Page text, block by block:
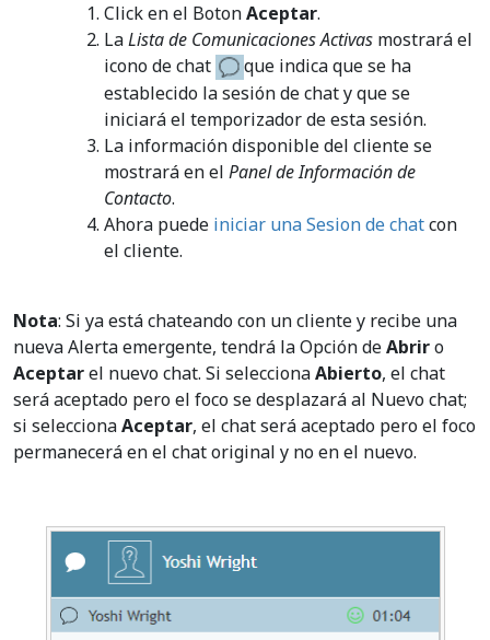
Click en el BotonAceptar.
LaLista de Comunicaciones Activas mostrará el
icono de chat
que indica que se ha
establecido la sesión de chat y que se
iniciará el temporizador de esta sesión.
La información disponible del cliente se
mostrará en elPanel de Información de
Contacto.
Ahora puede iniciar una Sesion de chatcon
el cliente.
Nota: Si ya está chateando con un cliente y recibe una
nueva Alerta emergente, tendrá la Opción deAbriro
Aceptarel nuevo chat. Si seleccionaAbierto, el chat
será aceptado pero el foco se desplazará al Nuevo chat;
si seleccionaAceptar, el chat será aceptado pero el foco
permanecerá en el chat original y no en el nuevo.